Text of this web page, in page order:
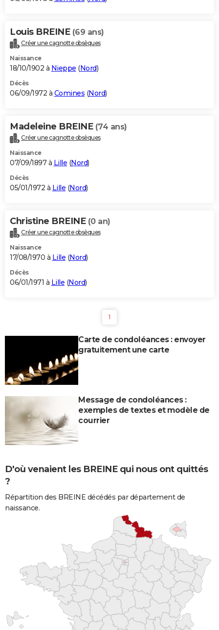
Louis BREINE (69 ans)
Créer une cagnotte obsèques
Naissance
18/10/1902 à Nieppe (Nord)
Décès
06/09/1972 à Comines (Nord)
Madeleine BREINE (74 ans)
Créer une cagnotte obsèques
Naissance
07/09/1897 à Lille (Nord)
Décès
05/01/1972 à Lille (Nord)
Christine BREINE (0 an)
Créer une cagnotte obsèques
Naissance
17/08/1970 à Lille (Nord)
Décès
06/01/1971 à Lille (Nord)
1
Carte de condoléances : envoyer
gratuitement une carte
Message de condoléances :
exemples de textes et modèle de
courrier
D'où venaient les BREINE qui nous ont quittés
?
Répartition des BREINE décédés par département de
naissance.